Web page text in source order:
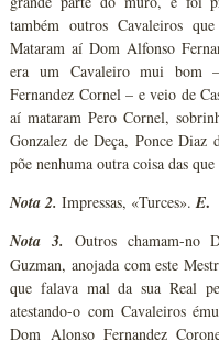
também outros Cavaleiros
Mataram aí Dom Alfonso
era um Cavaleiro mui bom
Fernandez Cornel – e veio de
aí mataram Pero Cornel,
Gonzalez de Deça, Ponce
põe nenhuma outra coisa das
Nota 2. Impressas, «Turces».E.
Nota 3.
Outros chamam-no
Guzman, anojada com este
que falava mal da sua Real
atestando-o com Cavaleiros
Dom Alonso Fernandez